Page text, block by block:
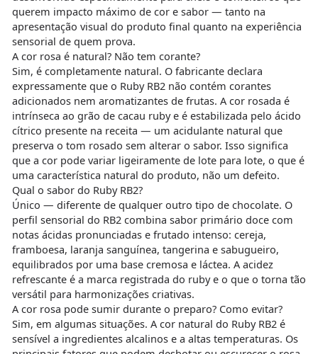
querem impacto máximo de cor e sabor — tanto na
apresentação visual do produto final quanto na experiência
sensorial de quem prova.
A cor rosa é natural? Não tem corante?
Sim, é completamente natural. O fabricante declara
expressamente que o Ruby RB2 não contém corantes
adicionados nem aromatizantes de frutas. A cor rosada é
intrínseca ao grão de cacau ruby e é estabilizada pelo ácido
cítrico presente na receita — um acidulante natural que
preserva o tom rosado sem alterar o sabor. Isso significa
que a cor pode variar ligeiramente de lote para lote, o que é
uma característica natural do produto, não um defeito.
Qual o sabor do Ruby RB2?
Único — diferente de qualquer outro tipo de chocolate. O
perfil sensorial do RB2 combina sabor primário doce com
notas ácidas pronunciadas e frutado intenso: cereja,
framboesa, laranja sanguínea, tangerina e sabugueiro,
equilibrados por uma base cremosa e láctea. A acidez
refrescante é a marca registrada do ruby e o que o torna tão
versátil para harmonizações criativas.
A cor rosa pode sumir durante o preparo? Como evitar?
Sim, em algumas situações. A cor natural do Ruby RB2 é
sensível a ingredientes alcalinos e a altas temperaturas. Os